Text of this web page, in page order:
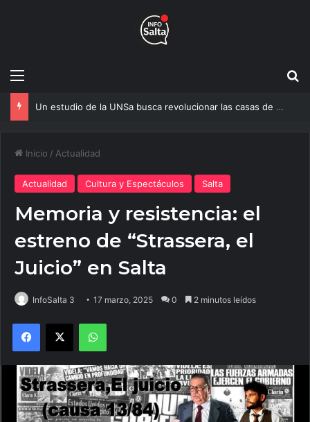
Menú
Un estudio de la UNSa busca revolucionar las casas de adobe y hacerlas más seguras
Inicio / Actualidad
Actualidad Cultura y Espectáculos Salta
Memoria y resistencia: el
estreno de “Strassera, el
Juicio” en Salta
InfoSalta 3 17 marzo, 2025 0 2 minutos leídos
Facebook
X WhatsApp